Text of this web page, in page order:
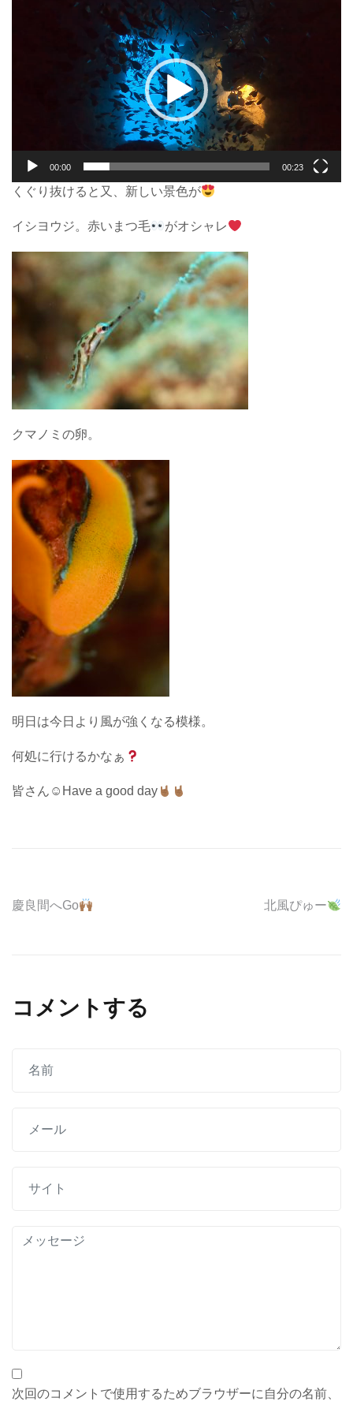
00:00 00:23
くぐり抜けると又、新しい景色が
イシヨウジ。赤いまつ毛 がオシャレ
クマノミの卵。
明日は今日より風が強くなる模様。
何処に行けるかなぁ
皆さん☺︎Have a good day
投
ビ
ー
ョ
慶良間へGo 北風ぴゅー
コメントする
次回のコメントで使用するためブラウザーに自分の名前、